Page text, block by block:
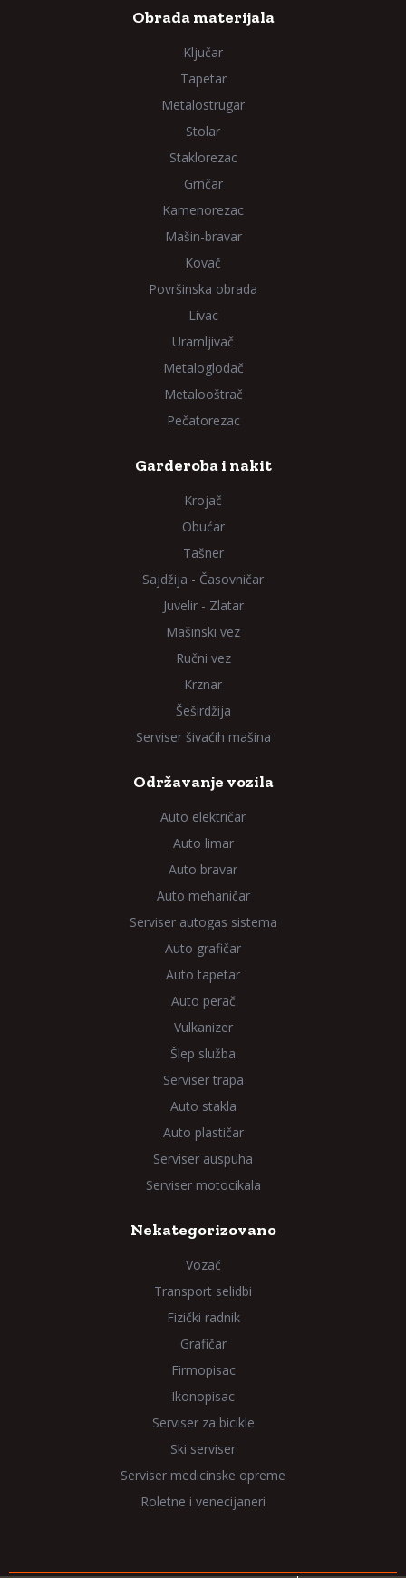
Obrada materijala
Ključar
Tapetar
Metalostrugar
Stolar
Staklorezac
Grnčar
Kamenorezac
Mašin-bravar
Kovač
Površinska obrada
Livac
Uramljivač
Metaloglodač
Metalooštrač
Pečatorezac
Garderoba i nakit
Krojač
Obućar
Tašner
Sajdžija - Časovničar
Juvelir - Zlatar
Mašinski vez
Ručni vez
Krznar
Šeširdžija
Serviser šivaćih mašina
Održavanje vozila
Auto električar
Auto limar
Auto bravar
Auto mehaničar
Serviser autogas sistema
Auto grafičar
Auto tapetar
Auto perač
Vulkanizer
Šlep služba
Serviser trapa
Auto stakla
Auto plastičar
Serviser auspuha
Serviser motocikala
Nekategorizovano
Vozač
Transport selidbi
Fizički radnik
Grafičar
Firmopisac
Ikonopisac
Serviser za bicikle
Ski serviser
Serviser medicinske opreme
Roletne i venecijaneri